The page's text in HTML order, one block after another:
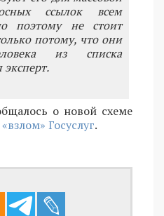
ссылок всем
поэтому не стоит
потому, что они
из списка
эксперт.
о новой схеме
Госуслуг.